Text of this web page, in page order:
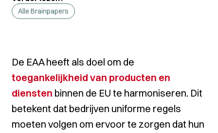
Alle Brainpapers
De EAA heeft als doel om de
toegankelijkheid van producten en
diensten binnen de EU te harmoniseren. Dit
betekent dat bedrijven uniforme regels
moeten volgen om ervoor te zorgen dat hun